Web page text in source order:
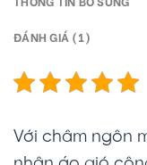
ĐÁNH GIÁ (1)
Với châm ngôn